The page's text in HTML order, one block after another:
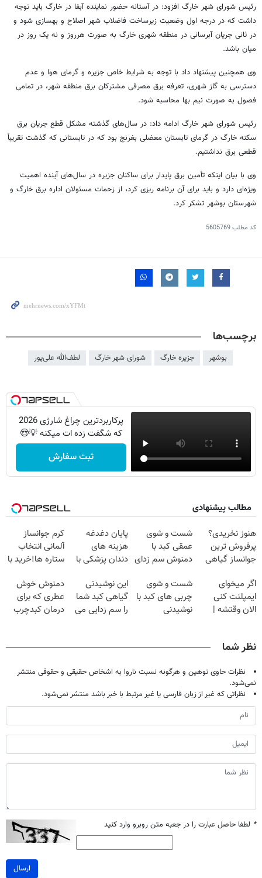
رئیس شورای شهر خارگ افزود: در آستانه حضور نمایندهآبفا در خارگ باید توجه
داشت که در درجه اول وضعیت زیرساخت فاضلاب شهر اصلاح و بهسازی شود و
در ثانی جریان آبرسانی در منطقه شهری خارگ به صورت هرروز و نه یک روز در
میان باشد.
وی همچنین پیشنهاد داد با توجه به شرایط خاص جزیره و گرمای هوا و عدم
دسترسی به گاز شهری، تعرفه برق مصرفی مشترکان برق منطقه شهر، در تمامی
فصول به صورت نیم بها محاسبه شود.
رئیس شورای شهر خارگ ادامه داد: در سال‌های گذشته مشکل قطع جریان برق
سکنه خارگ در گرمای تابستان معضلی بغرنج بود که در تابستانی که گذشت تقریباً
قطعی برق نداشتیم.
وی با بیان اینکه تأمین برق پایدار برای ساکنان جزیره در سال‌های آینده اهمیت
ویژه‌ای دارد و باید برای آن برنامه ریزی کرد، از زحمات مسئولان اداره برق خارگ و
شهرستان بوشهر تشکر کرد.
کد مطلب5605769
برچسب‌ها
بوشهر جزیره خارگ شورای شهر خارگ لطف‌الله علی‌پور
پرکاربردترین چراغ شارژی 2026
که شگفت زده ات میکنه 💡😍
ثبت سفارش
مطالب پیشنهادی
هنوز نخریدی؟
پرفروش ترین
جوانساز گیاهی
شست و شوی
عمقی کبد با
دمنوش سم زدای
پایان دغدغه
هزینه های
دندان پزشکی با
خانگی
کرم جوانساز
آلمانی انتخاب
ستاره ها!خرید با
اگر میخوای
ایمپلنت کنی
الان وقتشه |
شست و شوی
چربی های کبد با
نوشیدنی
این نوشیدنی
گیاهی کبد شما
را سم زدایی می
دمنوش خوش
عطری که برای
درمان کبدچرب
نظر شما
نظرات حاوی توهین و هرگونه نسبت ناروا به اشخاص حقیقی و حقوقی منتشر
نمی‌شود.
نظراتی که غیر از زبان فارسی یا غیر مرتبط با خبر باشد منتشر نمی‌شود.
* لطفا حاصل عبارت را در جعبه متن روبرو وارد کنید
ارسال